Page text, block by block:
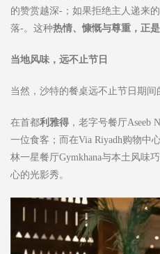
的赞赏越深-；如果拒绝主人递来
落-。这种热情、慷慨与尊重，正
当地风味，远不止节日
当然，沙特的餐桌远不止节日期间
在首都利雅得 ，老字号餐厅Aseeb
一位食客；而在Via Riyadh购物中
林一星餐厅Gymkhana与本土风味
心的光影秀。